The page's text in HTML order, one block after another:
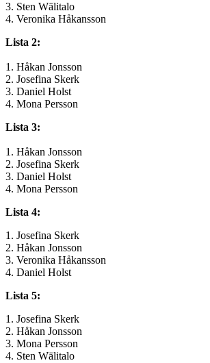
3. Sten Wälitalo
4. Veronika Håkansson
Lista 2:
1. Håkan Jonsson
2. Josefina Skerk
3. Daniel Holst
4. Mona Persson
Lista 3:
1. Håkan Jonsson
2. Josefina Skerk
3. Daniel Holst
4. Mona Persson
Lista 4:
1. Josefina Skerk
2. Håkan Jonsson
3. Veronika Håkansson
4. Daniel Holst
Lista 5:
1. Josefina Skerk
2. Håkan Jonsson
3. Mona Persson
4. Sten Wälitalo